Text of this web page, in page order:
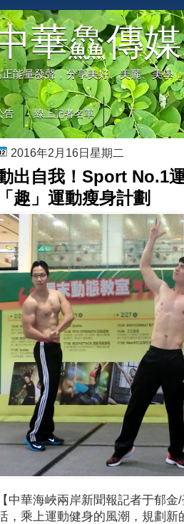
華鱻傳媒
能量發聲，分享美好、美麗、美學
告 線上記者名單
2016年2月16日星期二
出自我！Sport No.1
「趣」運動瘦身計劃
【中華海峽兩岸新聞報記者于郁
，乘上運動健身的風潮，規劃